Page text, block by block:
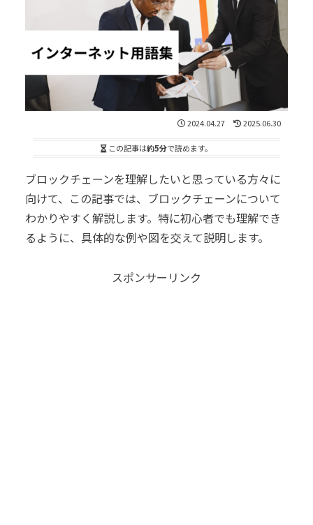
2024.04.27 2025.06.30
この記事は約5分で読めます。
ブロックチェーンを理解したいと思っている方々に
向けて、この記事では、ブロックチェーンについて
わかりやすく解説します。特に初心者でも理解でき
るように、具体的な例や図を交えて説明します。
スポンサーリンク